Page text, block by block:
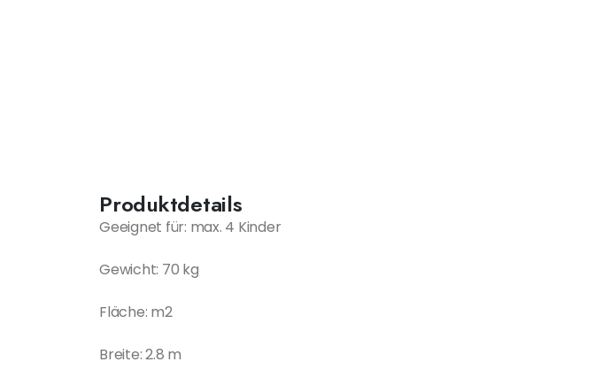
Produktdetails
Geeignet für: max. 4 Kinder
Gewicht: 70 kg
Fläche: m2
Breite: 2.8 m